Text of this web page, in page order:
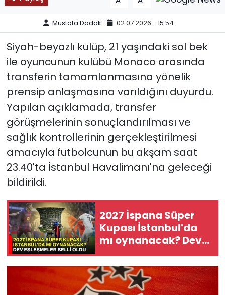
Mustafa Dadak 02.07.2026 - 15:54
Siyah-beyazlı kulüp, 21 yaşındaki sol bek
ile oyuncunun kulübü Monaco arasında
transferin tamamlanmasına yönelik
prensip anlaşmasına varıldığını duyurdu.
Yapılan açıklamada, transfer
görüşmelerinin sonuçlandırılması ve
sağlık kontrollerinin gerçekleştirilmesi
amacıyla futbolcunun bu akşam saat
23.40'ta İstanbul Havalimanı'na geleceği
bildirildi.
2027 İspana Süper
Kupası İstanbul'da
mı oynanacak? Dev
eşleşmeler belli oldu